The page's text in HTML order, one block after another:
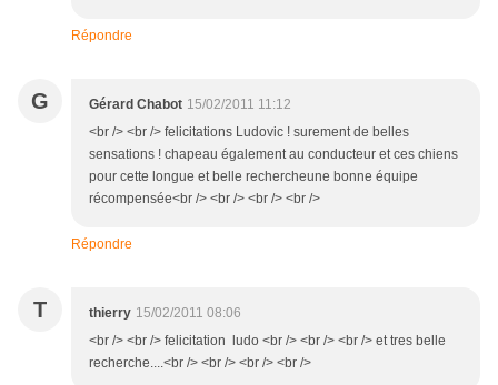
Répondre
G Gérard Chabot 15/02/2011 11:12
<br /> <br /> felicitations Ludovic ! surement de belles
sensations ! chapeau également au conducteur et ces chiens
pour cette longue et belle rechercheune bonne équipe
récompensée<br /> <br /> <br /> <br />
Répondre
T thierry 15/02/2011 08:06
<br /> <br /> felicitation ludo <br /> <br /> <br /> et tres belle
recherche....<br /> <br /> <br /> <br />